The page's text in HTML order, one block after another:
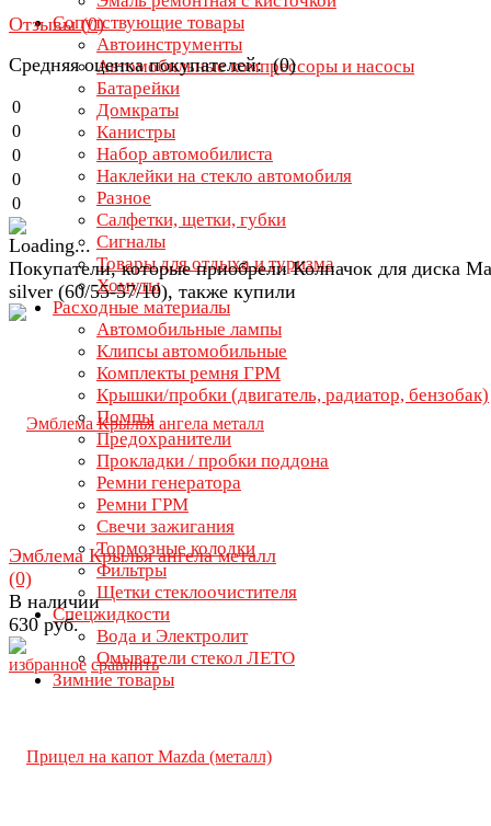
Сопутствующие товары
Автоинструменты
Автомобильные компрессоры и насосы
Батарейки
Домкраты
Канистры
Набор автомобилиста
Наклейки на стекло автомобиля
Разное
Салфетки, щетки, губки
Сигналы
Товары для отдыха и туризма
Хомуты
Расходные материалы
Автомобильные лампы
Клипсы автомобильные
Комплекты ремня ГРМ
Крышки/пробки (двигатель, радиатор, бензобак)
Помпы
Предохранители
Прокладки / пробки поддона
Ремни генератора
Ремни ГРМ
Свечи зажигания
Тормозные колодки
Фильтры
Щетки стеклоочистителя
Спецжидкости
Вода и Электролит
Омыватели стекол ЛЕТО
Зимние товары
Отзывы (0)
Средняя оценка покупателей: (0)
0
0
0
0
0
Покупатели, которые приобрели Колпачок для диска
silver (60/55-57/10), также купили
избранное сравнить
Эмблема Крылья ангела металл
(0)
В наличии
630 руб.